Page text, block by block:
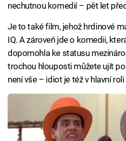
nechutnou komedií – pět let
Je to také film, jehož hrdinové
IQ. A zároveň jde o komedii,
dopomohla ke statusu
trochou hlouposti můžete ujít
není vše – idiot je též v hlavní